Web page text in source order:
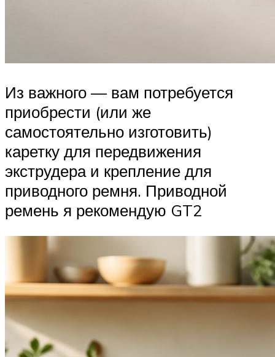
Из важного — вам потребуется
приобрести (или же
самостоятельно изготовить)
каретку для передвижения
экструдера и крепление для
приводного ремня. Приводной
ремень я рекомендую GT2